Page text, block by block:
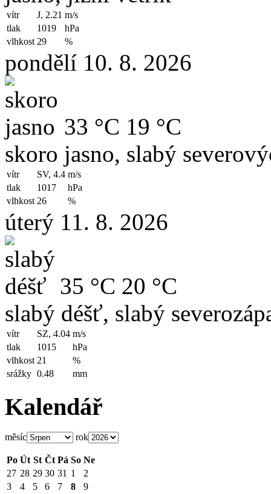
vítr J, 2.21 m/s
tlak
1019
hPa
vlhkost 29 %
pondělí 10. 8. 2026
33 °C 19 °C
skoro jasno, slabý
vítr SV, 4.4 m/s
tlak
1017
hPa
vlhkost 26 %
úterý 11. 8. 2026
35 °C 20 °C
slabý déšť, slabý
vítr SZ, 4.04 m/s
tlak
1015
hPa
vlhkost 21
%
srážky 0.48 mm
Kalendář
měsíc rok
Po Út St Čt Pá So Ne
27 28 29 30 31 1
2
3
4 5 6 7 8
9